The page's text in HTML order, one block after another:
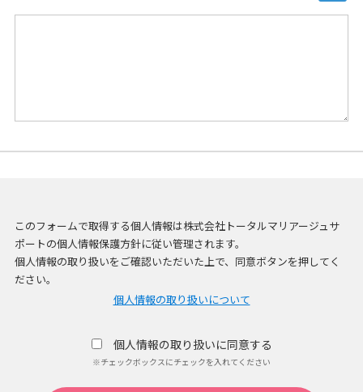
このフォームで取得する個人情報は株式会社トータルマリアージュサ
ポートの個人情報保護方針に従い管理されます。
個人情報の取り扱いをご確認いただいた上で、同意ボタンを押してく
ださい。
個人情報の取り扱いについて
個人情報の取り扱いに同意する
※チェックボックスにチェックを入れてください